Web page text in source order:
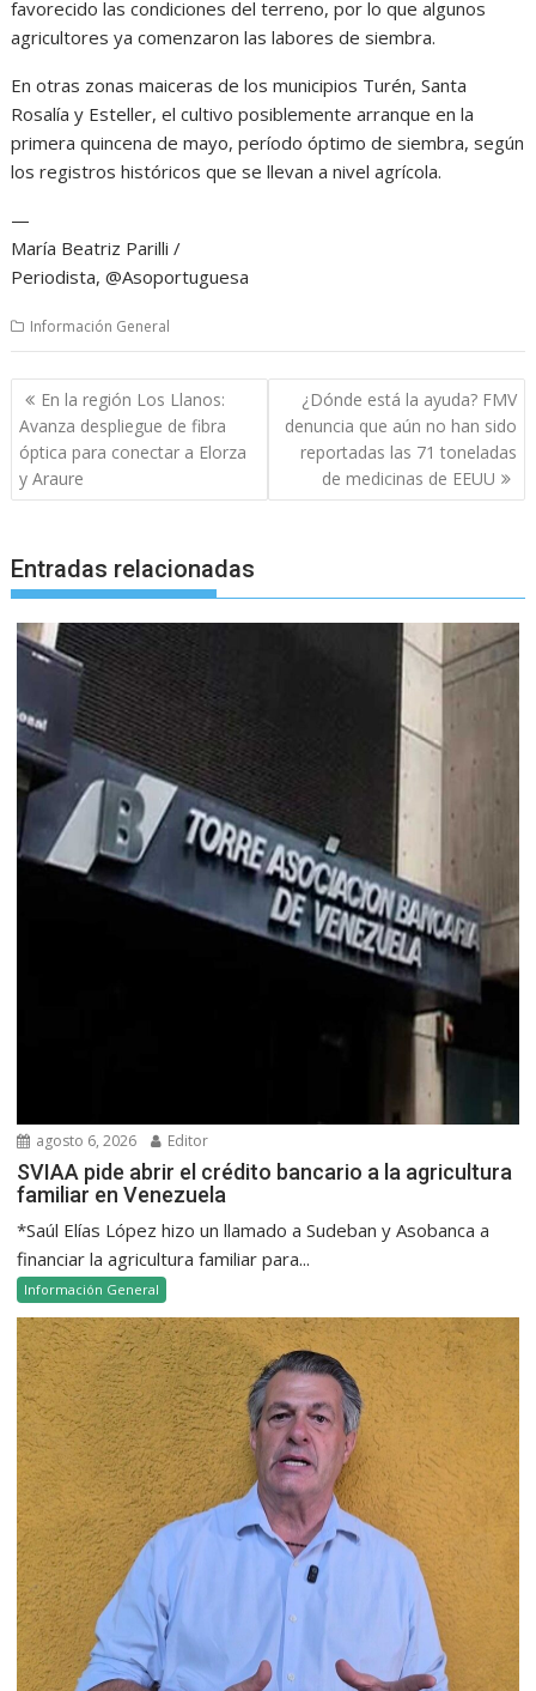
favorecido las condiciones del terreno, por lo que algunos
agricultores ya comenzaron las labores de siembra.
En otras zonas maiceras de los municipios Turén, Santa
Rosalía y Esteller, el cultivo posiblemente arranque en la
primera quincena de mayo, período óptimo de siembra, según
los registros históricos que se llevan a nivel agrícola.
—
María Beatriz Parilli /
Periodista, @Asoportuguesa
Información General
Navegación
de
entradas
En la región Los Llanos:
Avanza despliegue de fibra
óptica para conectar a Elorza
y Araure
¿Dónde está la ayuda? FMV
denuncia que aún no han sido
reportadas las 71 toneladas
de medicinas de EEUU
Entradas relacionadas
agosto 6, 2026 Editor
SVIAA pide abrir el crédito bancario a la agricultura
familiar en Venezuela
*Saúl Elías López hizo un llamado a Sudeban y Asobanca a
financiar la agricultura familiar para...
Información General